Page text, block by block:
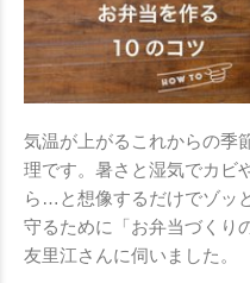
気温が上がるこれからの季
理です。暑さと湿気でカビ
ら…と想像するだけでゾッ
守るために「お弁当づくり
友里江さんに伺いました。